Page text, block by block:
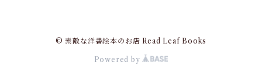
© 素敵な洋書絵本のお店 Read Leaf Books
Powered by